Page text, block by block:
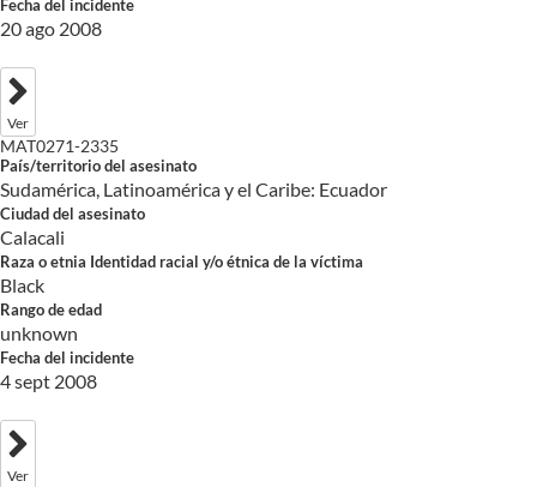
Fecha del incidente
20 ago 2008
Ver
MAT0271-2335
País/territorio del asesinato
Sudamérica, Latinoamérica y el Caribe: Ecuador
Ciudad del asesinato
Calacali
Raza o etnia Identidad racial y/o étnica de la víctima
Black
Rango de edad
unknown
Fecha del incidente
4 sept 2008
Ver